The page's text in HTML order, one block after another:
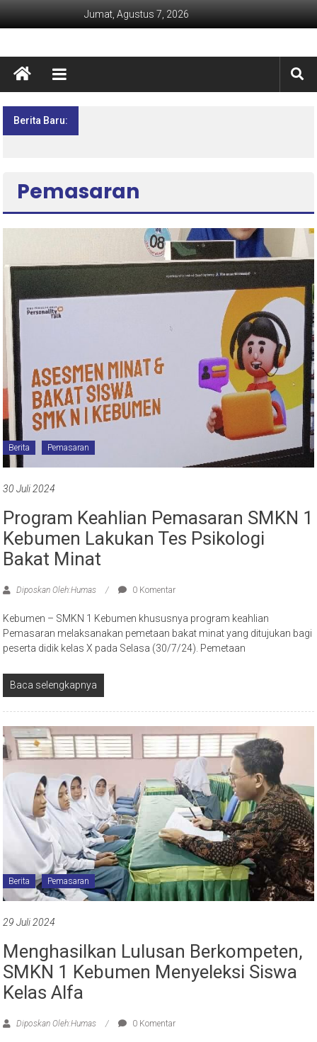
Jumat, Agustus 7, 2026
Berita Baru:
Pemasaran
Berita Pemasaran
30 Juli 2024
Program Keahlian Pemasaran SMKN 1
Kebumen Lakukan Tes Psikologi
Bakat Minat
Diposkan Oleh:Humas 0 Komentar
Kebumen – SMKN 1 Kebumen khususnya program keahlian
Pemasaran melaksanakan pemetaan bakat minat yang ditujukan bagi
peserta didik kelas X pada Selasa (30/7/24). Pemetaan
Baca selengkapnya
Berita Pemasaran
29 Juli 2024
Menghasilkan Lulusan Berkompeten,
SMKN 1 Kebumen Menyeleksi Siswa
Kelas Alfa
Diposkan Oleh:Humas 0 Komentar